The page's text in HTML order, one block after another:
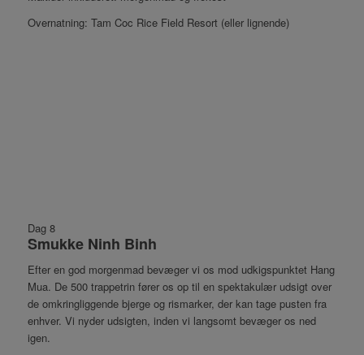
Overnatning: Tam Coc Rice Field Resort (eller lignende)
Dag 8
Smukke Ninh Binh
Efter en god morgenmad bevæger vi os mod udkigspunktet Hang
Mua. De 500 trappetrin fører os op til en spektakulær udsigt over
de omkringliggende bjerge og rismarker, der kan tage pusten fra
enhver. Vi nyder udsigten, inden vi langsomt bevæger os ned
igen.